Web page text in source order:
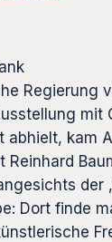
Regierung
mit
abhielt, kam
Reinhard
der
Dort finde